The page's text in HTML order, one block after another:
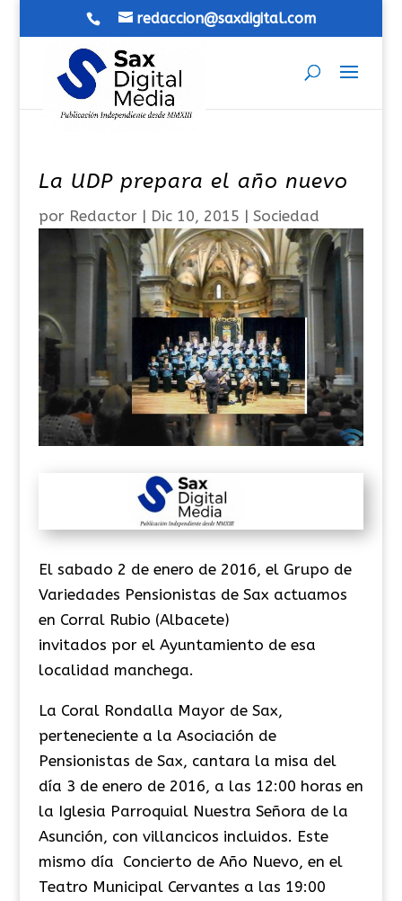
redaccion@saxdigital.com
La UDP prepara el año nuevo
por Redactor| Dic 10, 2015 | Sociedad
El sabado 2 de enero de 2016, el Grupo de
Variedades Pensionistas de Sax actuamos
en Corral Rubio (Albacete)
invitados por el Ayuntamiento de esa
localidad manchega.
La Coral Rondalla Mayor de Sax,
perteneciente a la Asociación de
Pensionistas de Sax, cantara la misa del
día 3 de enero de 2016, a las 12:00 horas en
la Iglesia Parroquial Nuestra Señora de la
Asunción, con villancicos incluidos. Este
mismo día Concierto de Año Nuevo, en el
Teatro Municipal Cervantes a las 19:00